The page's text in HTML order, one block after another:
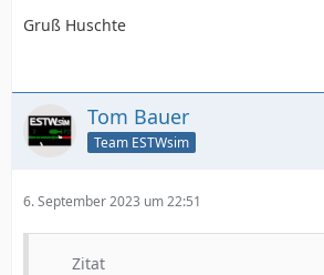
Gruß Huschte
Tom Bauer
Team ESTWsim
6. September 2023 um 22:51
Zitat